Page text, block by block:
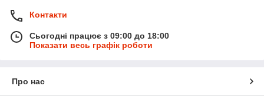
Контакти
Сьогодні працює з 09:00 до 18:00
Показати весь графік роботи
Про нас